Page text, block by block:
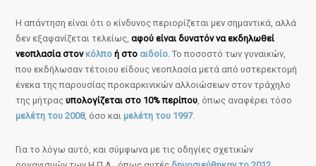
Η απάντηση είναι ότι ο κίνδυνος περιορίζεται μεν σημαντικά, αλλά
δεν εξαφανίζεται τελείως,αφού είναι δυνατόν να εκδηλωθεί
νεοπλασία στονκόλπο ή στο αιδοίο. Το ποσοστό των γυναικών,
που εκδήλωσαν τέτοιου είδους νεοπλασία μετά από υστερεκτομή
ένεκα της παρουσίας προκαρκινικών αλλοιώσεων στον τράχηλο
της μήτραςυπολογίζεται στο 10% περίπου, όπως αναφέρει τόσο
μελέτη του 2008, όσο καιμελέτη του 1997.
Για το λόγω αυτό, και σύμφωνα με τις οδηγίες σχετικών